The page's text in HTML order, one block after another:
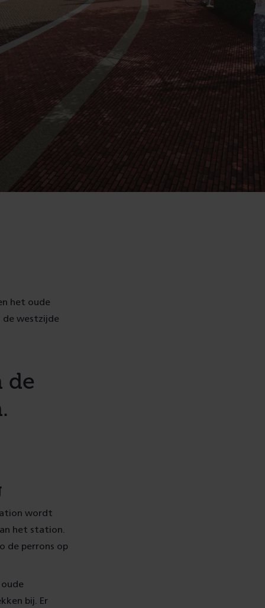
het oude
de westzijde
de
wordt
het station.
de perrons op
bij. Er